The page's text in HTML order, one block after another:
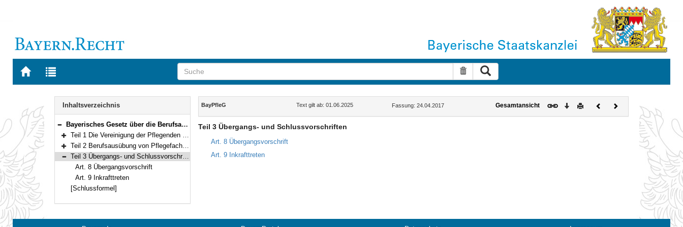
Zur
BAYERN.RECHT
Zur
letzten
Suche zurücksetzen
Navigation
Inhaltsverzeichnis
Bereich reduzieren
Bayerisches Gesetz über die Berufsausübung und die Berufsvertretung der Angehörigen der Pflegeberufe (Bayerisches Pflegendengesetz – BayPfleG) Vom 24. April 2017 (GVBl. S. 78) BayRS 2124-2-G (Art. 1–9)
Bereich erweitern
Teil 1 Die Vereinigung der Pflegenden in Bayern (Art. 1–6)
Bereich erweitern
Teil 2 Berufsausübung von Pflegefachpersonen (Art. 7)
Bereich reduzieren
Teil 3 Übergangs- und Schlussvorschriften (Art. 8–9)
Art. 8 Übergangsvorschrift
Art. 9 Inkrafttreten
[Schlussformel]
Inhalt
BayPfleG Text gilt ab: 01.06.2025 Fassung: 24.04.2017 Gesamtansicht Download
DruckenVorherigesNächstes
Dokument
Teil 3 Übergangs- und Schlussvorschriften
Art. 8 Übergangsvorschrift
Art. 9 Inkrafttreten